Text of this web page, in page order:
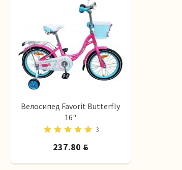
Велосипед Favorit Butterfly
16"
3
237.80 BYN